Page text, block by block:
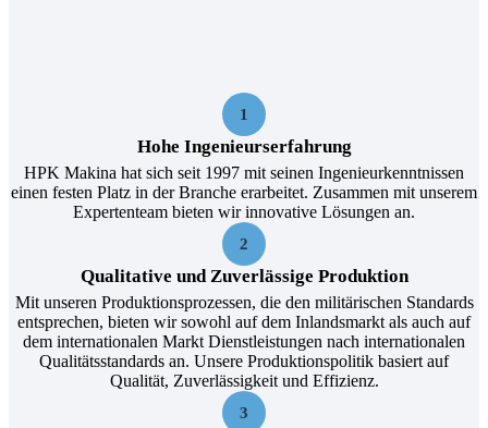
1
Hohe Ingenieurserfahrung
HPK Makina hat sich seit 1997 mit seinen Ingenieurkenntnissen
einen festen Platz in der Branche erarbeitet. Zusammen mit unserem
Expertenteam bieten wir innovative Lösungen an.
2
Qualitative und Zuverlässige Produktion
Mit unseren Produktionsprozessen, die den militärischen Standards
entsprechen, bieten wir sowohl auf dem Inlandsmarkt als auch auf
dem internationalen Markt Dienstleistungen nach internationalen
Qualitätsstandards an. Unsere Produktionspolitik basiert auf
Qualität, Zuverlässigkeit und Effizienz.
3